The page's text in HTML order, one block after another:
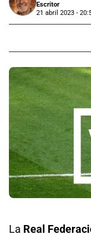
Escritor
21 abril 2023 -
La Real